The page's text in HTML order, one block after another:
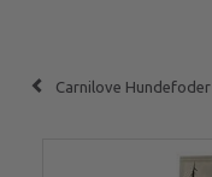
Carnilove Hundefoder